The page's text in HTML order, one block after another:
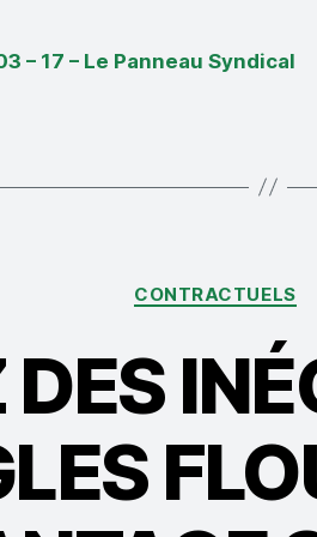
– 17 – Le Panneau Syndical
CONTRACTUELS